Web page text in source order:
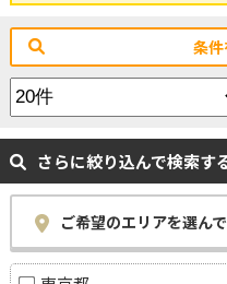
条
さらに絞り込んで検索す
ご希望のエリアを選ん